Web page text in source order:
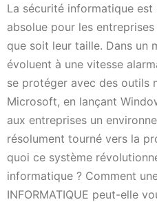
La sécurité informatique
absolue pour les
que soit leur taille. Dans un
évoluent à une vitesse
se protéger avec des outils
Microsoft, en lançant
aux entreprises un
résolument tourné vers la
quoi ce système
informatique ? Comment
INFORMATIQUE peut-elle